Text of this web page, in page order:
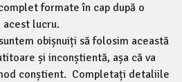
formate în cap după o
acest lucru.
obișnuiți să folosim această
și inconștientă, așa că va
conștient. Completați detaliile